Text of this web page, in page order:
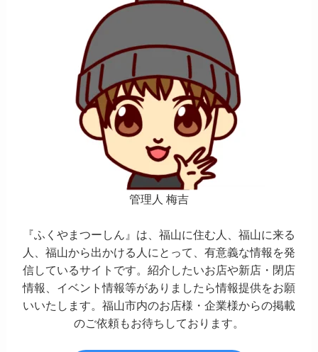
管理人 梅吉
『ふくやまつーしん』は、福山に住む人、福山に来る
人、福山から出かける人にとって、有意義な情報を発
信しているサイトです。紹介したいお店や新店・閉店
情報、イベント情報等がありましたら情報提供をお願
いいたします。福山市内のお店様・企業様からの掲載
のご依頼もお待ちしております。